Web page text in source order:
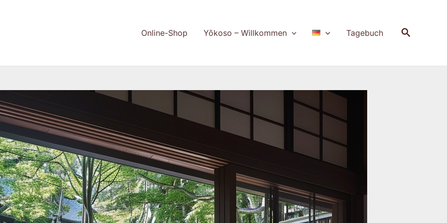
Online-Shop Yōkoso – Willkommen Tagebuch Suchen